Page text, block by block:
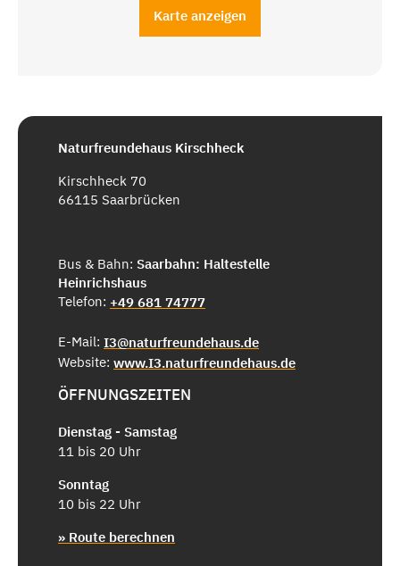
Karte anzeigen
Naturfreundehaus Kirschheck
Kirschheck 70
66115 Saarbrücken
Bus & Bahn: Saarbahn: Haltestelle
Heinrichshaus
Telefon: +49 681 74777
E-Mail: I3@naturfreundehaus.de
Website: www.I3.naturfreundehaus.de
ÖFFNUNGSZEITEN
Dienstag - Samstag
11 bis 20 Uhr
Sonntag
10 bis 22 Uhr
» Route berechnen